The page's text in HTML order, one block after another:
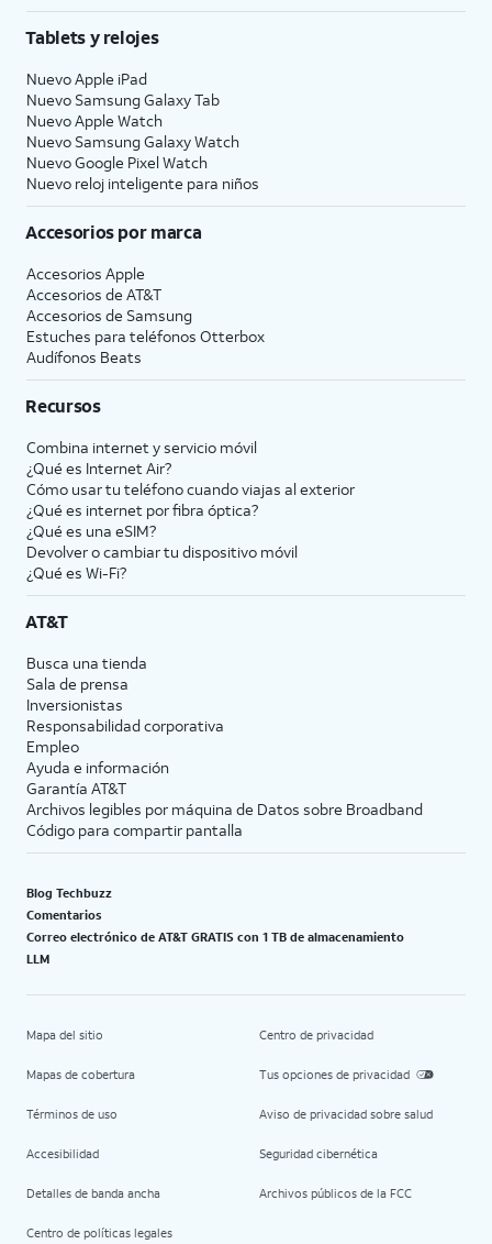
Tablets y relojes
Nuevo Apple iPad
Nuevo Samsung Galaxy Tab
Nuevo Apple Watch
Nuevo Samsung Galaxy Watch
Nuevo Google Pixel Watch
Nuevo reloj inteligente para niños
Accesorios por marca
Accesorios Apple
Accesorios de AT&T
Accesorios de Samsung
Estuches para teléfonos Otterbox
Audífonos Beats
Recursos
Combina internet y servicio móvil
¿Qué es Internet Air?
Cómo usar tu teléfono cuando viajas al exterior
¿Qué es internet por fibra óptica?
¿Qué es una eSIM?
Devolver o cambiar tu dispositivo móvil
¿Qué es Wi-Fi?
AT&T
Busca una tienda
Sala de prensa
Inversionistas
Responsabilidad corporativa
Empleo
Ayuda e información
Garantía AT&T
Archivos legibles por máquina de Datos sobre Broadband
Código para compartir pantalla
Blog Techbuzz
Comentarios
Correo electrónico de AT&T GRATIS con 1 TB de almacenamiento
LLM
Mapa del sitio
Mapas de cobertura
Términos de uso
Accesibilidad
Detalles de banda ancha
Centro de políticas legales
Centro de privacidad
Tus opciones de privacidad
Aviso de privacidad sobre salud
Seguridad cibernética
Archivos públicos de la FCC